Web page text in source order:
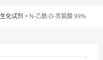
生化试剂 > N-乙酰-D-亮氨酸 99%